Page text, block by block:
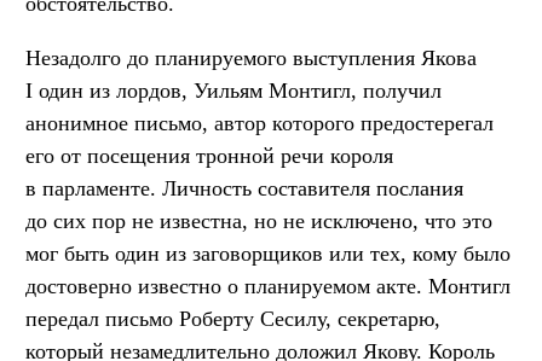
Незадолго до планируемого выступления Якова
I один из лордов, Уильям Монтигл, получил
анонимное письмо, автор которого предостерегал
его от посещения тронной речи короля
в парламенте. Личность составителя послания
до сих пор не известна, но не исключено, что это
мог быть один из заговорщиков или тех, кому было
достоверно известно о планируемом акте. Монтигл
передал письмо Роберту Сесилу, секретарю,
который незамедлительно доложил Якову. Король